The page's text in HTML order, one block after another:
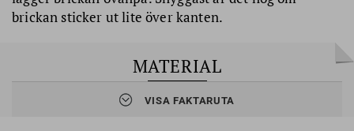
brickan sticker ut lite över kanten.
MATERIAL
Planhyvlat virke 21 x 43 mm (totalt ca 5,5 m)
VISA FAKTARUTA